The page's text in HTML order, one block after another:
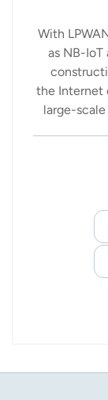
With
as NB-IoT
the Internet
large-
growth
the
application
energy,
promotes
recent
new